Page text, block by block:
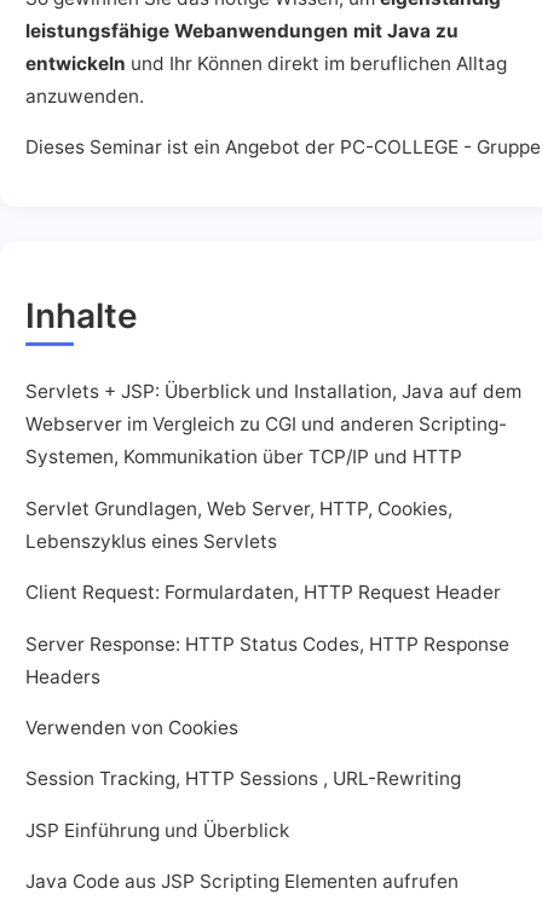
leistungsfähige Webanwendungen mit Java zu
entwickeln und Ihr Können direkt im beruflichen Alltag
anzuwenden.
Dieses Seminar ist ein Angebot der PC-COLLEGE -
Inhalte
Servlets + JSP: Überblick und Installation, Java auf dem
Webserver im Vergleich zu CGI und anderen Scripting-
Systemen, Kommunikation über TCP/IP und HTTP
Servlet Grundlagen, Web Server, HTTP, Cookies,
Lebenszyklus eines Servlets
Client Request: Formulardaten, HTTP Request Header
Server Response: HTTP Status Codes, HTTP Response
Headers
Verwenden von Cookies
Session Tracking, HTTP Sessions , URL-Rewriting
JSP Einführung und Überblick
Java Code aus JSP Scripting Elementen aufrufen